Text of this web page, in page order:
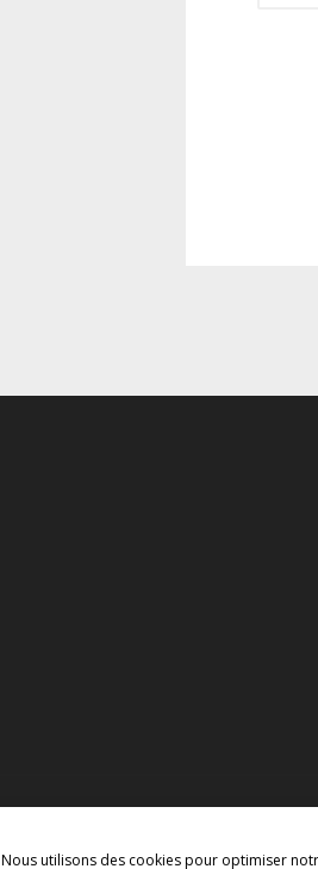
Nous utilisons des cookies pour optimiser